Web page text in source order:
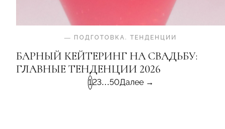
— ПОДГОТОВКА. ТЕНДЕНЦИИ
БАРНЫЙ КЕЙТЕРИНГ НА СВАДЬБУ:
ГЛАВНЫЕ ТЕНДЕНЦИИ 2026
123…50Далее →